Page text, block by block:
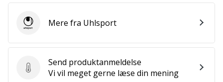
Send produktanmeldelse
Send produktanmeldelse
Vi vil meget gerne læse din mening
UhlsportMere fra Uhlsport